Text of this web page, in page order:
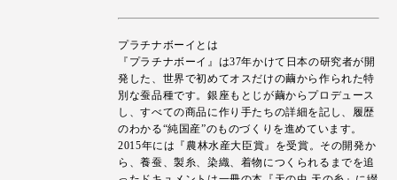
プラチナボーイとは
『プラチナボーイ』は37年かけて日本の研究者が開
発した、世界で初めてオスだけの繭から作られた特
別な蚕品種です。銀座もとじが繭からプロデュース
し、すべての商品に作り手たちの詳細を記し、履歴
のわかる“純国産”のものづくりを進めています。
2015年には『農林水産大臣賞』を受賞。その開発か
ら、養蚕、製糸、染織、着物につくられるまでを追